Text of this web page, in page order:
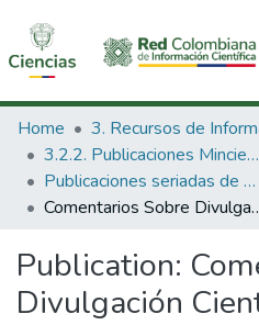
Communities & Collections
All of DSpace
Statistics
Home
3.2.2. Publicaciones Minciencias
Publicaciones seriadas de Minciencias
Comentarios
Publication:
Divulgación